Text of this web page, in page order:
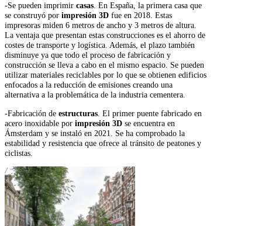
-Se pueden imprimir casas . En España, la primera casa que
se construyó por impresión 3D fue en 2018. Estas
impresoras miden 6 metros de ancho y 3 metros de altura.
La ventaja que presentan estas construcciones es el ahorro de
costes de transporte y logística. Además, el plazo también
disminuye ya que todo el proceso de fabricación y
construcción se lleva a cabo en el mismo espacio. Se pueden
utilizar materiales reciclables por lo que se obtienen edificios
enfocados a la reducción de emisiones creando una
alternativa a la problemática de la industria cementera.
-Fabricación de estructuras . El primer puente fabricado en
acero inoxidable por impresión 3D se encuentra en
Ámsterdam y se instaló en 2021. Se ha comprobado la
estabilidad y resistencia que ofrece al tránsito de peatones y
ciclistas.